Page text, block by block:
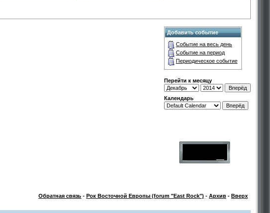
Добавить событие
Событие на весь день
Событие на период
Периодическое событие
Перейти к месяцу
Календарь
Обратная связь - Рок Восточной Европы (forum "East Rock") - Архив - Вверх